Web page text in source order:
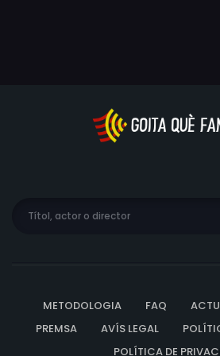
METODOLOGIA FAQ
PREMSA
AVÍS LEGAL
POLÍTICA DE